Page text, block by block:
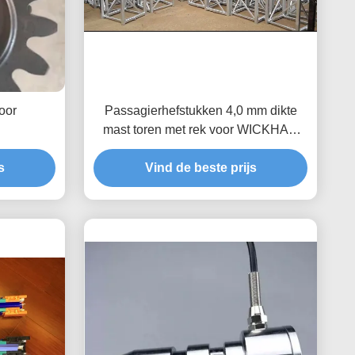
Passagierhefstukken 4,0 mm dikte
mast toren met rek voor WICKHAM
Building Heist
Vind de beste prijs